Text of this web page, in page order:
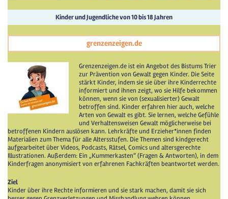
Kinder und Jugendliche von 10 bis 18 Jahren
grenzenzeigen.de
Grenzenzeigen.de ist ein Angebot des Bistums Trier
zur Prävention von Gewalt gegen Kinder. Die Seite
stärkt Kinder, indem sie sie über ihre Kinderrechte
informiert und ihnen zeigt, wo sie Hilfe bekommen
können, wenn sie von (sexualisierter) Gewalt
betroffen sind. Kinder erfahren hier auch, welche
Arten von Gewalt es gibt. Sie lernen, welche Gefühle
und Verhaltensweisen Gewalt möglicherweise bei
betroffenen Kindern auslösen kann. Lehrkräfte und Erzieher*innen finden
Materialien zum Thema für alle Altersstufen. Die Themen sind kindgerecht
aufgearbeitet über Videos, Podcasts, Rätsel, Comics und altersgerechte
Illustrationen. Außerdem: Ein „Kummerkasten“ (Fragen & Antworten), in dem
Kinderfragen anonymisiert von erfahrenen Fachkräften beantwortet werden.
Ziel
Kinder über ihre Rechte informieren und sie stark machen, damit sie sich